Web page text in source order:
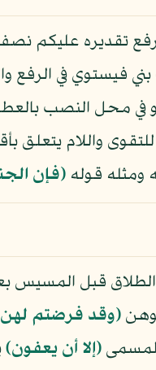
رفع تقديره عليكم
فيستوي في الرفع
في محل النصب
واللام يتعلق
ومثله قوله ﴿فإن
قبل المسيس
﴿وقد فرضتم
﴿إلا أن يعفون﴾